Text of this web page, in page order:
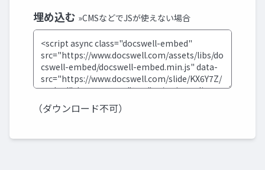
埋め込む »CMSなどでJSが使えない場合
（ダウンロード不可）